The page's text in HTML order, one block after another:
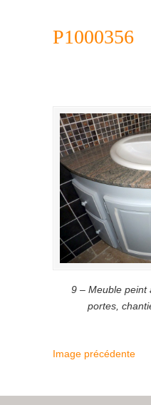
P1000356
9 – Meuble peint
portes,
Image précédente